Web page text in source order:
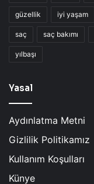
güzellik iyi yaşam
saç saç bakımı
yılbaşı
Yasal
Aydınlatma Metni
Gizlilik Politikamız
Kullanım Koşulları
Künye